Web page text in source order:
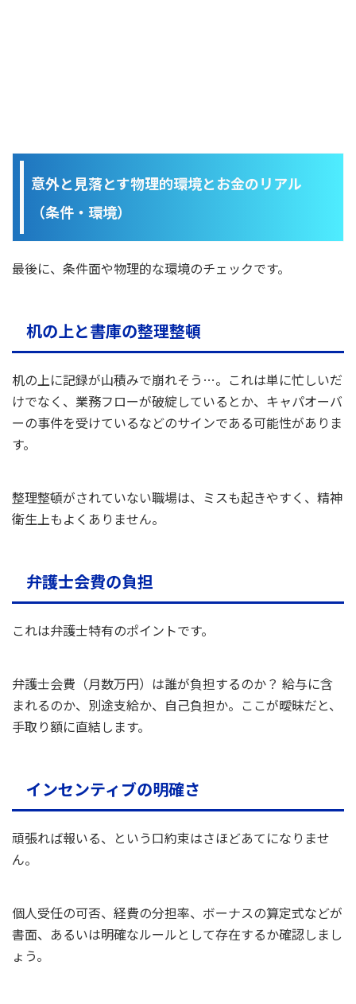
意外と見落とす物理的環境とお金のリアル
（条件・環境）
最後に、条件面や物理的な環境のチェックです。
机の上と書庫の整理整頓
机の上に記録が山積みで崩れそう…。これは単に忙しいだ
けでなく、業務フローが破綻しているとか、キャパオーバ
ーの事件を受けているなどのサインである可能性がありま
す。
整理整頓がされていない職場は、ミスも起きやすく、精神
衛生上もよくありません。
弁護士会費の負担
これは弁護士特有のポイントです。
弁護士会費（月数万円）は誰が負担するのか？ 給与に含
まれるのか、別途支給か、自己負担か。ここが曖昧だと、
手取り額に直結します。
インセンティブの明確さ
頑張れば報いる、という口約束はさほどあてになりませ
ん。
個人受任の可否、経費の分担率、ボーナスの算定式などが
書面、あるいは明確なルールとして存在するか確認しまし
ょう。